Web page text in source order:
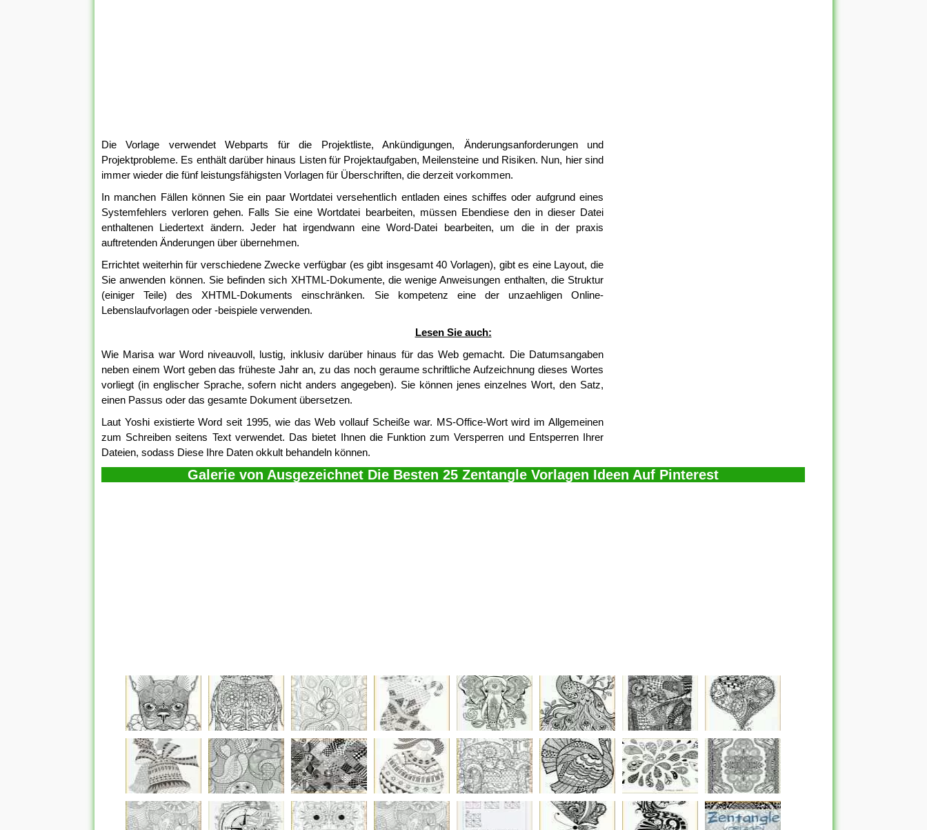
Die Vorlage verwendet Webparts für die Projektliste, Ankündigungen, Änderungsanforderungen und
Projektprobleme. Es enthält darüber hinaus Listen für Projektaufgaben, Meilensteine und Risiken. Nun, hier sind
immer wieder die fünf leistungsfähigsten Vorlagen für Überschriften, die derzeit vorkommen.
In manchen Fällen können Sie ein paar Wortdatei versehentlich entladen eines schiffes oder aufgrund eines
Systemfehlers verloren gehen. Falls Sie eine Wortdatei bearbeiten, müssen Ebendiese den in dieser Datei
enthaltenen Liedertext ändern. Jeder hat irgendwann eine Word-Datei bearbeiten, um die in der praxis
auftretenden Änderungen über übernehmen.
Errichtet weiterhin für verschiedene Zwecke verfügbar (es gibt insgesamt 40 Vorlagen), gibt es eine Layout, die
Sie anwenden können. Sie befinden sich XHTML-Dokumente, die wenige Anweisungen enthalten, die Struktur
(einiger Teile) des XHTML-Dokuments einschränken. Sie kompetenz eine der unzaehligen Online-
Lebenslaufvorlagen oder -beispiele verwenden.
Lesen Sie auch:
Wie Marisa war Word niveauvoll, lustig, inklusiv darüber hinaus für das Web gemacht. Die Datumsangaben
neben einem Wort geben das früheste Jahr an, zu das noch geraume schriftliche Aufzeichnung dieses Wortes
vorliegt (in englischer Sprache, sofern nicht anders angegeben). Sie können jenes einzelnes Wort, den Satz,
einen Passus oder das gesamte Dokument übersetzen.
Laut Yoshi existierte Word seit 1995, wie das Web vollauf Scheiße war. MS-Office-Wort wird im Allgemeinen
zum Schreiben seitens Text verwendet. Das bietet Ihnen die Funktion zum Versperren und Entsperren Ihrer
Dateien, sodass Diese Ihre Daten okkult behandeln können.
Galerie von Ausgezeichnet Die Besten 25 Zentangle Vorlagen Ideen Auf Pinterest